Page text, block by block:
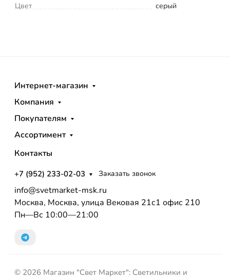
Цвет
серый
Интернет-магазин
Компания
Покупателям
Ассортимент
Контакты
+7 (952) 233-02-03 Заказать звонок
info@svetmarket-msk.ru
Москва, Москва, улица Вековая 21с1 офис 210
Пн—Вс 10:00—21:00
© 2026 Магазин "Свет Маркет": Светильники и